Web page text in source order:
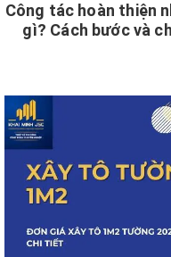
Công tác hoàn thiện
gì? Cách bước và